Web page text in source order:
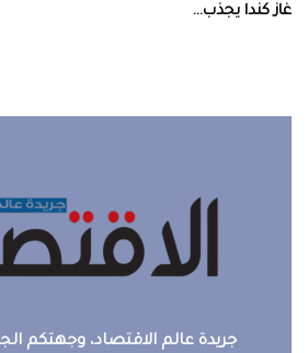
غاز‭ ‬كندا‭ ‬يجذب‭ ...
جريدة عالم الاقتصاد، وجهتكم